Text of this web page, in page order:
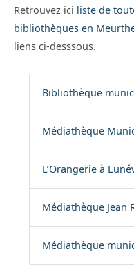
Retrouvez ici liste de
bibliothèques en
liens ci-desssous.
Bibliothèque
Médiathèque
L’Orangerie à
Médiathèque Jean
Médiathèque